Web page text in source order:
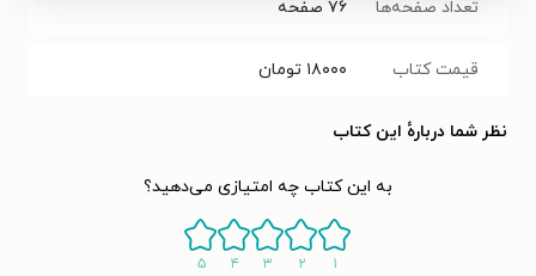
تعداد صفحه‌ها ۷۶ صفحه
قیمت کتاب ۱۸۰۰۰ تومان
نظر شما دربارهٔ این کتاب
به این کتاب چه امتیازی می‌دهید؟
۱ ۲ ۳ ۴ ۵